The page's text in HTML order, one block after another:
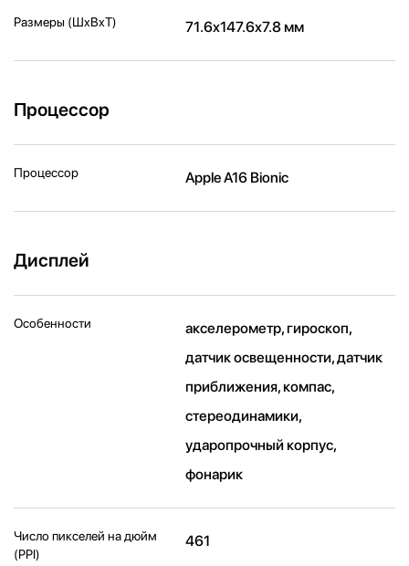
Размеры (ШxВxТ) 71.6x147.6x7.8 мм
Процессор
Процессор Apple A16 Bionic
Дисплей
Особенности
акселерометр, гироскоп,
датчик освещенности, датчик
приближения, компас,
стереодинамики,
ударопрочный корпус,
фонарик
Число пикселей на дюйм
(PPI)
461